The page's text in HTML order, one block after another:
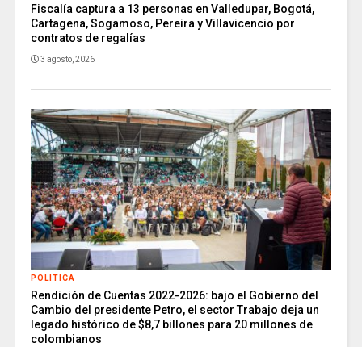
Fiscalía captura a 13 personas en Valledupar, Bogotá,
Cartagena, Sogamoso, Pereira y Villavicencio por
contratos de regalías
3 agosto, 2026
POLITICA
Rendición de Cuentas 2022-2026: bajo el Gobierno del
Cambio del presidente Petro, el sector Trabajo deja un
legado histórico de $8,7 billones para 20 millones de
colombianos